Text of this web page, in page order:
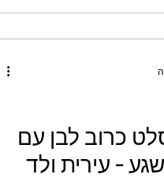
כרוב לבן עם
ולד